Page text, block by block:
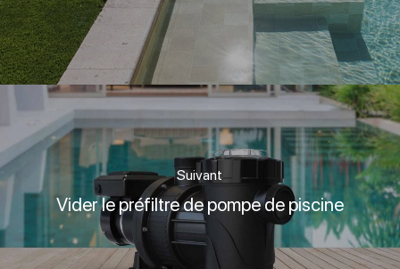
Suivant
Vider le préfiltre de pompe de piscine